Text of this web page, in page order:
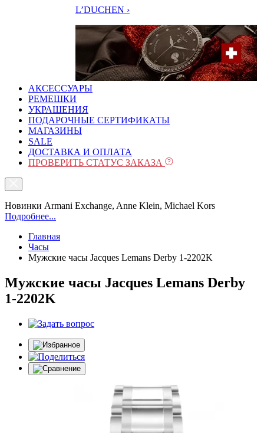
L’DUCHEN ›
АКСЕССУАРЫ
РЕМЕШКИ
УКРАШЕНИЯ
ПОДАРОЧНЫЕ СЕРТИФИКАТЫ
МАГАЗИНЫ
SALE
ДОСТАВКА И ОПЛАТА
ПРОВЕРИТЬ СТАТУС ЗАКАЗА
Новинки Armani Exchange, Anne Klein, Michael Kors
Подробнее...
Главная
Часы
Мужские часы Jacques Lemans Derby 1-2202K
Мужские часы Jacques Lemans Derby
1-2202K